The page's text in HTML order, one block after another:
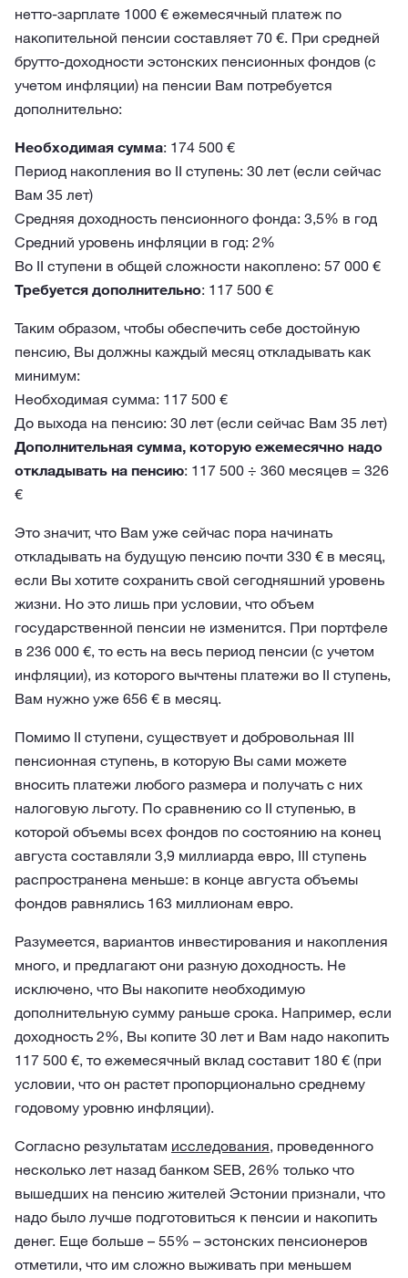
нетто-зарплате 1000 € ежемесячный платеж по
накопительной пенсии составляет 70 €. При средней
брутто-доходности эстонских пенсионных фондов (с
учетом инфляции) на пенсии Вам потребуется
дополнительно:
Необходимая сумма: 174 500 €
Период накопления во II ступень: 30 лет (если сейчас
Вам 35 лет)
Средняя доходность пенсионного фонда: 3,5% в год
Средний уровень инфляции в год: 2%
Во II ступени в общей сложности накоплено: 57 000 €
Требуется дополнительно: 117 500 €
Таким образом, чтобы обеспечить себе достойную
пенсию, Вы должны каждый месяц откладывать как
минимум:
Необходимая сумма: 117 500 €
До выхода на пенсию: 30 лет (если сейчас Вам 35 лет)
Дополнительная сумма, которую ежемесячно надо
откладывать на пенсию: 117 500 ÷ 360 месяцев = 326
€
Это значит, что Вам уже сейчас пора начинать
откладывать на будущую пенсию почти 330 € в месяц,
если Вы хотите сохранить свой сегодняшний уровень
жизни. Но это лишь при условии, что объем
государственной пенсии не изменится. При портфеле
в 236 000 €, то есть на весь период пенсии (с учетом
инфляции), из которого вычтены платежи во II ступень,
Вам нужно уже 656 € в месяц.
Помимо II ступени, существует и добровольная III
пенсионная ступень, в которую Вы сами можете
вносить платежи любого размера и получать с них
налоговую льготу. По сравнению со II ступенью, в
которой объемы всех фондов по состоянию на конец
августа составляли 3,9 миллиарда евро, III ступень
распространена меньше: в конце августа объемы
фондов равнялись 163 миллионам евро.
Разумеется, вариантов инвестирования и накопления
много, и предлагают они разную доходность. Не
исключено, что Вы накопите необходимую
дополнительную сумму раньше срока. Например, если
доходность 2%, Вы копите 30 лет и Вам надо накопить
117 500 €, то ежемесячный вклад составит 180 € (при
условии, что он растет пропорционально среднему
годовому уровню инфляции).
Согласно результатам исследования, проведенного
несколько лет назад банком SEB, 26% только что
вышедших на пенсию жителей Эстонии признали, что
надо было лучше подготовиться к пенсии и накопить
денег. Еще больше – 55% – эстонских пенсионеров
отметили, что им сложно выживать при меньшем